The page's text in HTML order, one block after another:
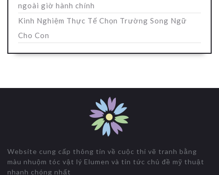
ngoài giờ hành chính
Kinh Nghiệm Thực Tế Chọn Trường Song Ngữ
Cho Con
Website cung cấp thông tin về cuộc thi vẽ tranh bằng
màu nhuộm tóc vật lý Elumen và tin tức chủ đề mỹ thuật
nhanh chóng nhất